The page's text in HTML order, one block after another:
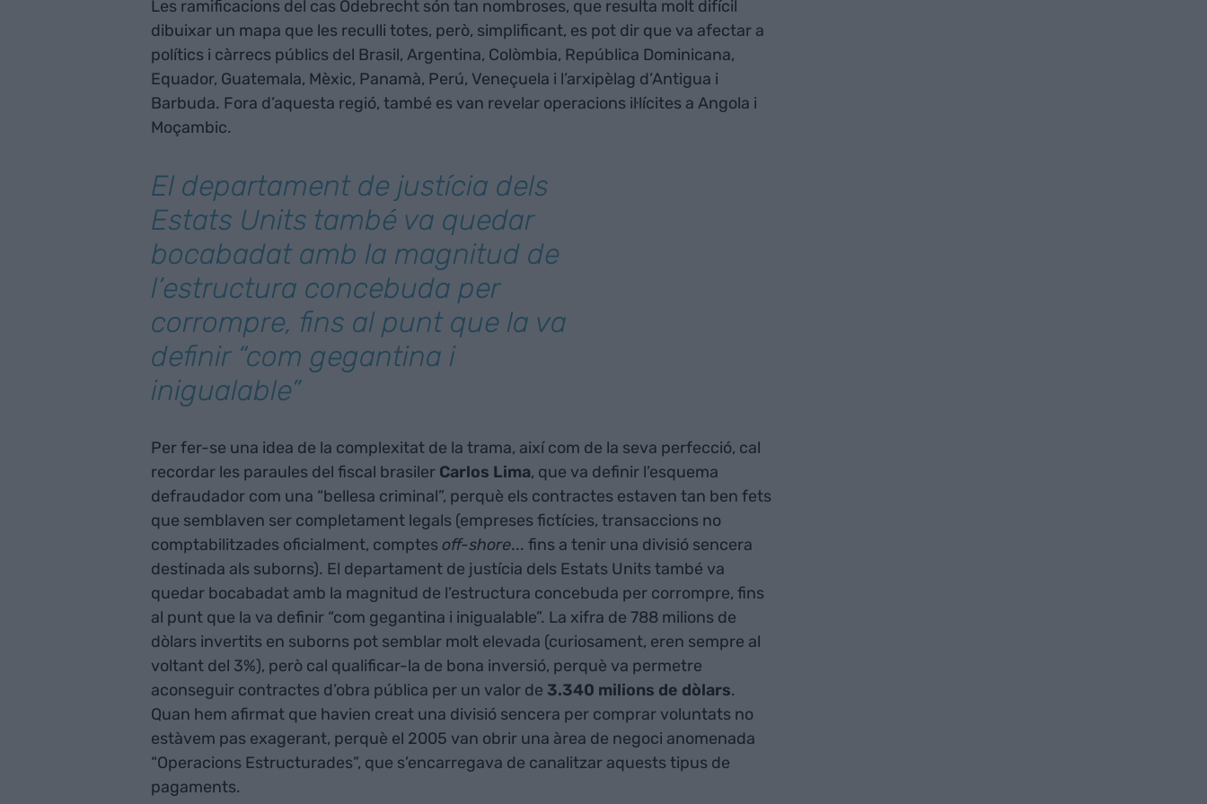
Les ramificacions del cas Odebrecht són tan nombroses, que resulta molt difícil
dibuixar un mapa que les reculli totes, però, simplificant, es pot dir que va afectar a
polítics i càrrecs públics del Brasil, Argentina, Colòmbia, República Dominicana,
Equador, Guatemala, Mèxic, Panamà, Perú, Veneçuela i l’arxipèlag d’Antigua i
Barbuda. Fora d’aquesta regió, també es van revelar operacions il·lícites a Angola i
Moçambic.
El departament de justícia dels
Estats Units també va quedar
bocabadat amb la magnitud de
l’estructura concebuda per
corrompre, fins al punt que la va
definir “com gegantina i
inigualable”
Per fer-se una idea de la complexitat de la trama, així com de la seva perfecció, cal
recordar les paraules del fiscal brasiler Carlos Lima, que va definir l’esquema
defraudador com una “bellesa criminal”, perquè els contractes estaven tan ben fets
que semblaven ser completament legals (empreses fictícies, transaccions no
comptabilitzades oficialment, comptesoff-shore... fins a tenir una divisió sencera
destinada als suborns). El departament de justícia dels Estats Units també va
quedar bocabadat amb la magnitud de l’estructura concebuda per corrompre, fins
al punt que la va definir “com gegantina i inigualable”. La xifra de 788 milions de
dòlars invertits en suborns pot semblar molt elevada (curiosament, eren sempre al
voltant del 3%), però cal qualificar-la de bona inversió, perquè va permetre
aconseguir contractes d’obra pública per un valor de 3.340 milions de dòlars.
Quan hem afirmat que havien creat una divisió sencera per comprar voluntats no
estàvem pas exagerant, perquè el 2005 van obrir una àrea de negoci anomenada
“Operacions Estructurades”, que s’encarregava de canalitzar aquests tipus de
pagaments.